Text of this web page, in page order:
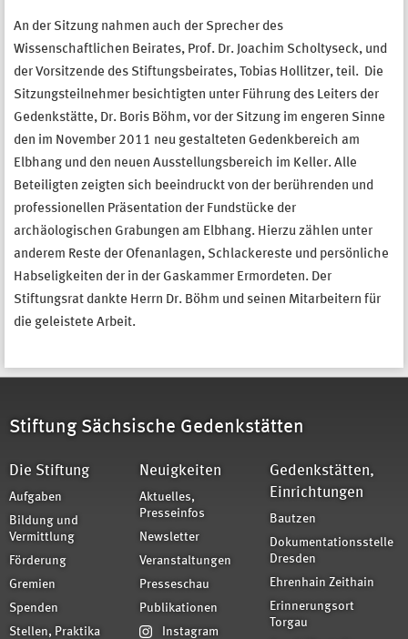
An der Sitzung nahmen auch der Sprecher des
Wissenschaftlichen Beirates, Prof. Dr. Joachim Scholtyseck, und
der Vorsitzende des Stiftungsbeirates, Tobias Hollitzer, teil. Die
Sitzungsteilnehmer besichtigten unter Führung des Leiters der
Gedenkstätte, Dr. Boris Böhm, vor der Sitzung im engeren Sinne
den im November 2011 neu gestalteten Gedenkbereich am
Elbhang und den neuen Ausstellungsbereich im Keller. Alle
Beteiligten zeigten sich beeindruckt von der berührenden und
professionellen Präsentation der Fundstücke der
archäologischen Grabungen am Elbhang. Hierzu zählen unter
anderem Reste der Ofenanlagen, Schlackereste und persönliche
Habseligkeiten der in der Gaskammer Ermordeten. Der
Stiftungsrat dankte Herrn Dr. Böhm und seinen Mitarbeitern für
die geleistete Arbeit.
Stiftung Sächsische Gedenkstätten
Die Stiftung
Aufgaben
Bildung und
Vermittlung
Förderung
Gremien
Spenden
Stellen, Praktika
Neuigkeiten
Aktuelles,
Presseinfos
Newsletter
Veranstaltungen
Presseschau
Publikationen
Instagram
Gedenkstätten,
Einrichtungen
Bautzen
Dokumentationsstelle
Dresden
Ehrenhain Zeithain
Erinnerungsort
Torgau